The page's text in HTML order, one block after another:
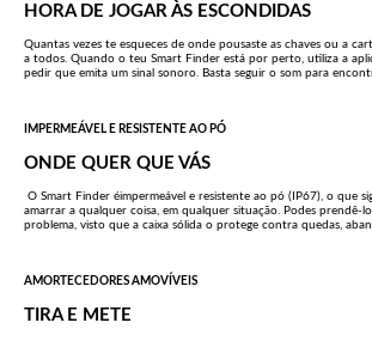
HORA DE JOGAR ÀS ESCONDIDAS
Quantas vezes te esqueces de onde pousaste as chaves ou a
a todos. Quando o teu Smart Finder está por perto, utiliza a
pedir que emita um sinal sonoro. Basta seguir o som para
IMPERMEÁVEL E RESISTENTE AO PÓ
ONDE QUER QUE VÁS
O Smart Finder éimpermeável e resistente ao pó (IP67), o que
amarrar a qualquer coisa, em qualquer situação. Podes prendê-
problema, visto que a caixa sólida o protege contra quedas,
AMORTECEDORES AMOVÍVEIS
TIRA E METE